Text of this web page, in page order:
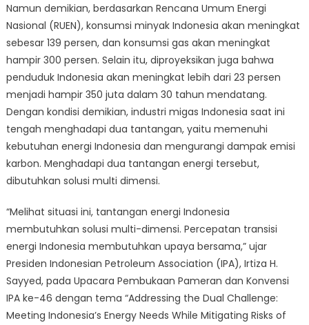
Namun demikian, berdasarkan Rencana Umum Energi
Nasional (RUEN), konsumsi minyak Indonesia akan meningkat
sebesar 139 persen, dan konsumsi gas akan meningkat
hampir 300 persen. Selain itu, diproyeksikan juga bahwa
penduduk Indonesia akan meningkat lebih dari 23 persen
menjadi hampir 350 juta dalam 30 tahun mendatang.
Dengan kondisi demikian, industri migas Indonesia saat ini
tengah menghadapi dua tantangan, yaitu memenuhi
kebutuhan energi Indonesia dan mengurangi dampak emisi
karbon. Menghadapi dua tantangan energi tersebut,
dibutuhkan solusi multi dimensi.
“Melihat situasi ini, tantangan energi Indonesia
membutuhkan solusi multi-dimensi. Percepatan transisi
energi Indonesia membutuhkan upaya bersama,” ujar
Presiden Indonesian Petroleum Association (IPA), Irtiza H.
Sayyed, pada Upacara Pembukaan Pameran dan Konvensi
IPA ke-46 dengan tema “Addressing the Dual Challenge:
Meeting Indonesia’s Energy Needs While Mitigating Risks of